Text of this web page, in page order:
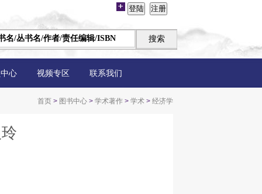
心 视频专区 联系我们
首页 > 图书中心 > 学术著作 > 学术 > 经济学